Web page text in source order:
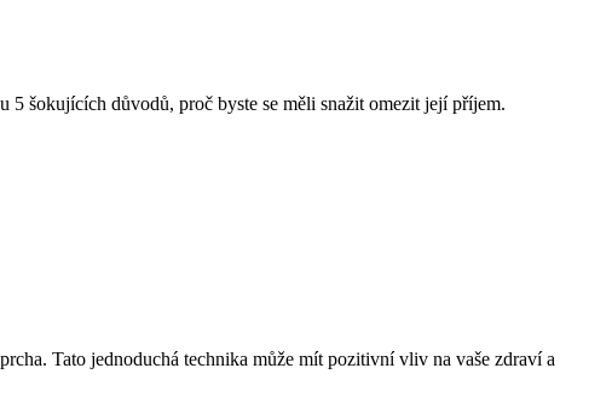
šokujících důvodů, proč byste se měli snažit omezit její příjem.
Tato jednoduchá technika může mít pozitivní vliv na vaše zdraví a